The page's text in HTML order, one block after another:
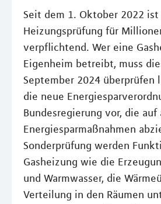
Seit dem 1. Oktober 2022 ist
Heizungsprüfung für
verpflichtend. Wer eine
Eigenheim betreibt, muss
September 2024 überprüfen
die neue
Bundesregierung vor, die
Energiesparmaßnahmen
Sonderprüfung werden
Gasheizung wie die
und Warmwasser, die
Verteilung in den Räumen